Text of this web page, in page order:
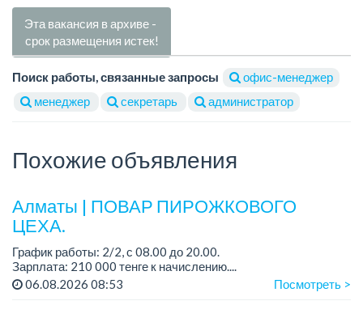
Эта вакансия в архиве -
срок размещения истек!
Поиск работы, связанные запросы
офис-менеджер
менеджер
секретарь администратор
Похожие объявления
Алматы | ПОВАР ПИРОЖКОВОГО
ЦЕХА.
График работы: 2/2, с 08.00 до 20.00.
Зарплата: 210 000 тенге к начислению....
06.08.2026 08:53
Посмотреть >